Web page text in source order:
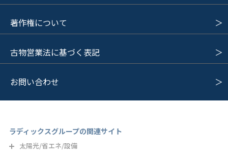
著作権について
古物営業法に基づく表記
お問い合わせ
ラディックスグループの関連サイト
太陽光/省エネ/設備